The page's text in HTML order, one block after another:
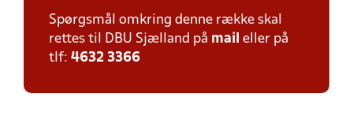
Spørgsmål omkring denne række skal
rettes til DBU Sjælland på mail eller på
tlf: 4632 3366